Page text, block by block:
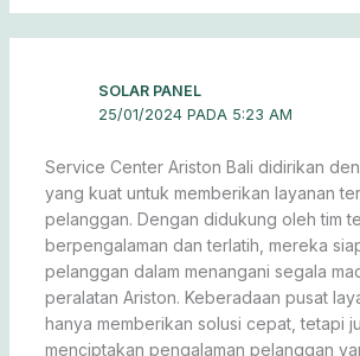
SOLAR PANEL
25/01/2024 PADA 5:23 AM
Service Center Ariston Bali didirikan
yang kuat untuk memberikan layanan
pelanggan. Dengan didukung oleh tim
berpengalaman dan terlatih, mereka
pelanggan dalam menangani segala
peralatan Ariston. Keberadaan pusat
hanya memberikan solusi cepat, tetapi
menciptakan pengalaman pelanggan